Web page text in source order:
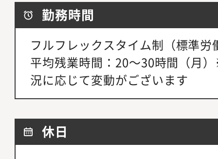
勤務時間
フルフレックスタイム制（標準労
平均残業時間：20～30時間（月
況に応じて変動がございます
休日